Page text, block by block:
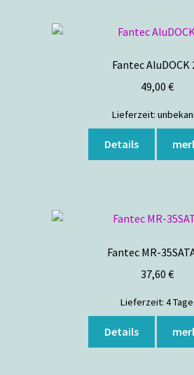
Fantec AluDOCK
49,00 €
Lieferzeit:
Details
Fantec MR-
37,60 €
Lieferzeit: 4 Tage
Details